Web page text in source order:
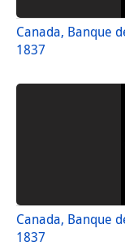
Canada, Banque
1837
Canada, Banque
1837